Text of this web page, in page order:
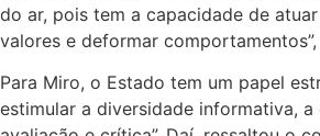
do ar, pois tem a capacidade de
valores e deformar
Para Miro, o Estado tem um papel
estimular a diversidade informativa,